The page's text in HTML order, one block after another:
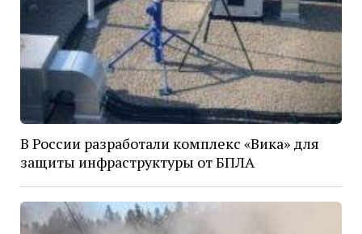
В России разработали комплекс «Вика» для
защиты инфраструктуры от БПЛА